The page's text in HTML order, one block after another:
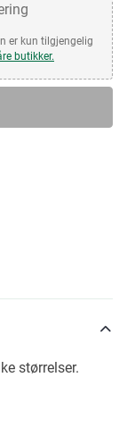
er kun tilgjengelig
butikker.
størrelser.